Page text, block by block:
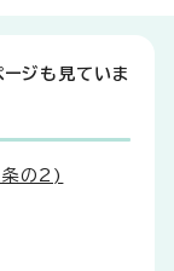
ジも見ていま
条の2)